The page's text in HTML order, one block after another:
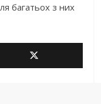
багатьох з них